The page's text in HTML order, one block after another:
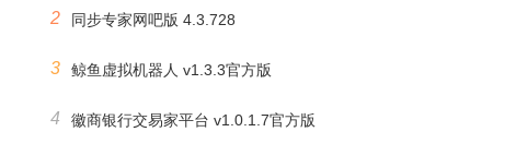
2 同步专家网吧版 4.3.728
3 鲸鱼虚拟机器人 v1.3.3官方版
4 徽商银行交易家平台 v1.0.1.7官方版